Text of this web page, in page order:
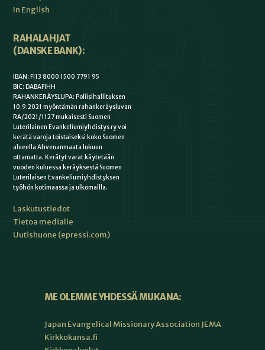
In English
RAHALAHJAT
(DANSKE BANK):
IBAN: FI13 8000 1500 7791 95
BIC: DABAFIHH
RAHANKERÄYSLUPA: Poliisihallituksen
10.9.2021 myöntämän rahankeräysluvan
RA/2021/1127 mukaisesti Suomen
Luterilainen Evankeliumiyhdistys ry voi
kerätä varoja toistaiseksi koko Suomen
alueella Ahvenanmaata lukuun
ottamatta. Kerätyt varat käytetään
vuoden kuluessa keräyksestä Suomen
Luterilaisen Evankeliumiyhdistyksen
työhön kotimaassa ja ulkomailla.
Laskutustiedot
Tietoa medialle
Uutishuone (epressi.com)
ME OLEMME YHDESSÄ MUKANA:
Japan Evangelical Missionary Association JEMA
Kirkkokansa.fi